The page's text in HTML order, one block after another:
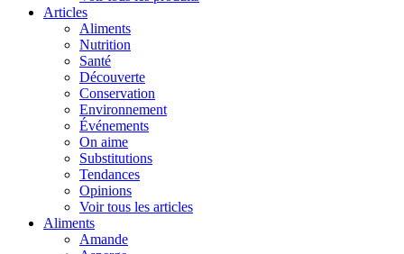
Articles
Aliments
Nutrition
Santé
Découverte
Conservation
Environnement
Événements
On aime
Substitutions
Tendances
Opinions
Voir tous les articles
Aliments
Amande